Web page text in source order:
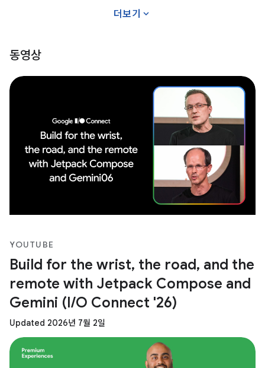
더보기 expand_more
동영상
YOUTUBE
Build for the wrist, the road, and the
remote with Jetpack Compose and
Gemini (I/O Connect '26)
Updated 2026년 7월 2일